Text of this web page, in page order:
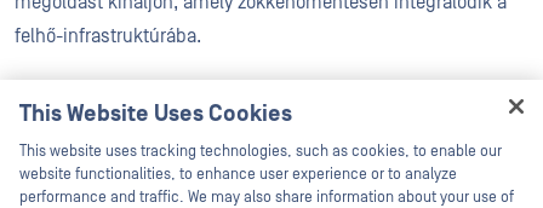
felhő-infrastruktúrába.
proactive DLP segítségével biztosíthatja a legmagasabb
szintű biztonságot az összes munkafolyamatában – anélkül,
hogy a sebességet vagy a hatékonyságot feláldozná.
This Website Uses Cookies
This website uses tracking technologies, such as cookies, to enable our
website functionalities, to enhance user experience or to analyze
performance and traffic. We may also share information about your use of
Hey there!
I'm Ozzy, your OPSWAT virtual assistant.
How can I help you secure what's critical